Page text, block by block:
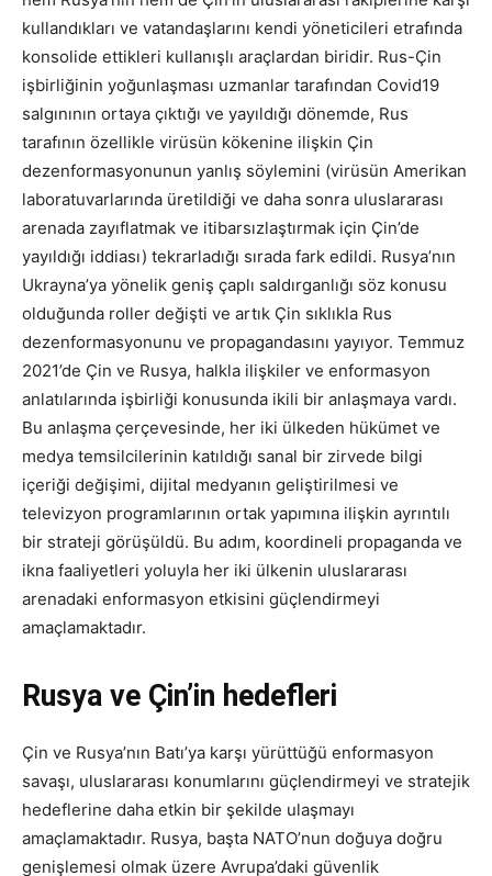
kullandıkları ve vatandaşlarını kendi yöneticileri etrafında
konsolide ettikleri kullanışlı araçlardan biridir. Rus-Çin
işbirliğinin yoğunlaşması uzmanlar tarafından Covid19
salgınının ortaya çıktığı ve yayıldığı dönemde, Rus
tarafının özellikle virüsün kökenine ilişkin Çin
dezenformasyonunun yanlış söylemini (virüsün Amerikan
laboratuvarlarında üretildiği ve daha sonra uluslararası
arenada zayıflatmak ve itibarsızlaştırmak için Çin’de
yayıldığı iddiası) tekrarladığı sırada fark edildi. Rusya’nın
Ukrayna’ya yönelik geniş çaplı saldırganlığı söz konusu
olduğunda roller değişti ve artık Çin sıklıkla Rus
dezenformasyonunu ve propagandasını yayıyor. Temmuz
2021’de Çin ve Rusya, halkla ilişkiler ve enformasyon
anlatılarında işbirliği konusunda ikili bir anlaşmaya vardı.
Bu anlaşma çerçevesinde, her iki ülkeden hükümet ve
medya temsilcilerinin katıldığı sanal bir zirvede bilgi
içeriği değişimi, dijital medyanın geliştirilmesi ve
televizyon programlarının ortak yapımına ilişkin ayrıntılı
bir strateji görüşüldü. Bu adım, koordineli propaganda ve
ikna faaliyetleri yoluyla her iki ülkenin uluslararası
arenadaki enformasyon etkisini güçlendirmeyi
amaçlamaktadır.
Rusya ve Çin’in hedefleri
Çin ve Rusya’nın Batı’ya karşı yürüttüğü enformasyon
savaşı, uluslararası konumlarını güçlendirmeyi ve stratejik
hedeflerine daha etkin bir şekilde ulaşmayı
amaçlamaktadır. Rusya, başta NATO’nun doğuya doğru
genişlemesi olmak üzere Avrupa’daki güvenlik